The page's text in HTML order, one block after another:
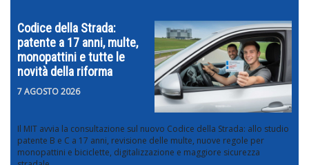
Codice della Strada:
patente a 17 anni, multe,
monopattini e tutte le
novità della riforma
7 AGOSTO 2026
Il MIT avvia la consultazione sul nuovo Codice della Strada: allo studio
patente B e C a 17 anni, revisione delle multe, nuove regole per
monopattini e biciclette, digitalizzazione e maggiore sicurezza